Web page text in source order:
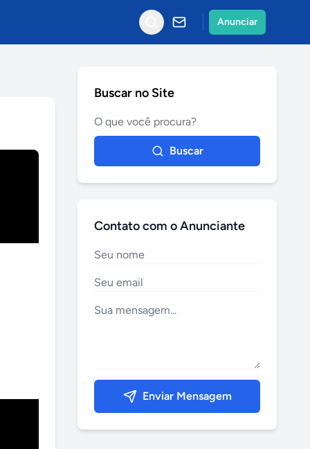
Anunciar
Buscar no Site
Buscar
Contato com o Anunciante
Enviar Mensagem